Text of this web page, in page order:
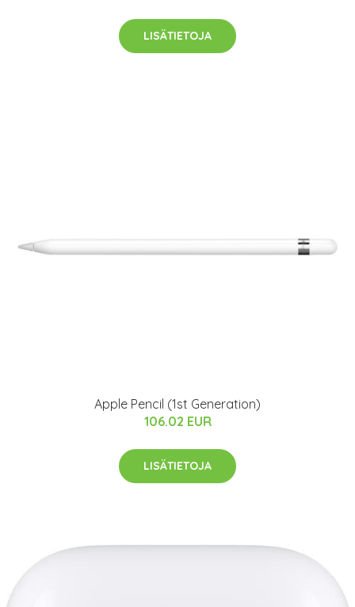
LISÄTIETOJA
Apple Pencil (1st Generation)
106.02 EUR
LISÄTIETOJA